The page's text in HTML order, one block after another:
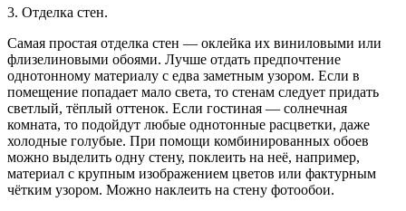
3. Отделка стен.
Самая простая отделка стен — оклейка их виниловыми или
флизелиновыми обоями. Лучше отдать предпочтение
однотонному материалу с едва заметным узором. Если в
помещение попадает мало света, то стенам следует придать
светлый, тёплый оттенок. Если гостиная — солнечная
комната, то подойдут любые однотонные расцветки, даже
холодные голубые. При помощи комбинированных обоев
можно выделить одну стену, поклеить на неё, например,
материал с крупным изображением цветов или фактурным
чётким узором. Можно наклеить на стену фотообои.